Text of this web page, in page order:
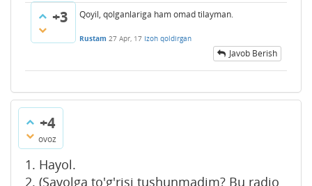
+3 Qoyil, qolganlariga ham omad tilayman.
Rustam 27 Apr, 17 Izoh qoldirgan
Javob Berish
+4
ovoz
1. Hayol.
2. (Savolga to'g'risi tushunmadim? Bu radio